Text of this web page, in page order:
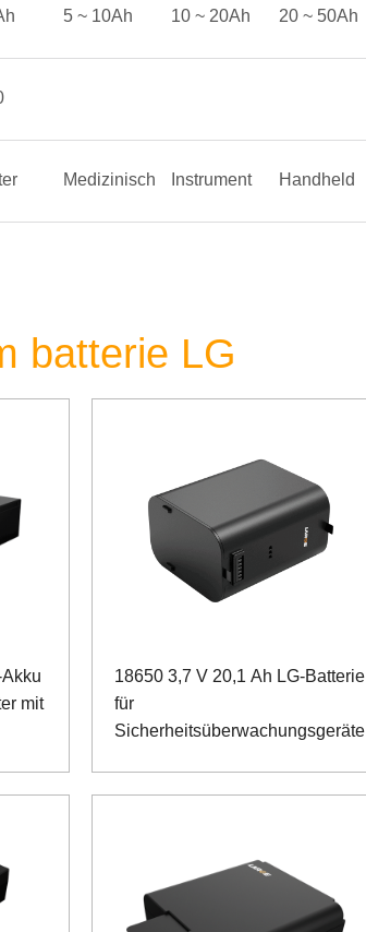
5 ~ 10Ah 10 ~ 20Ah 20 ~ 50Ah
Medizinisch Instrument Handheld
batterie LG
mit
18650 3,7 V 20,1 Ah LG-Batterie
für
Sicherheitsüberwachungsgeräte